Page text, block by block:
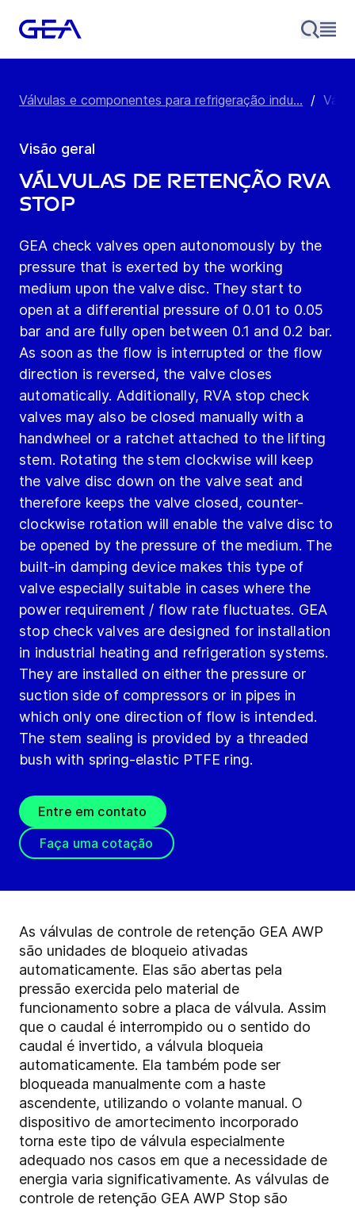
Válvulas e componentes para refrigeração indu... /
Visão geral
Válvulas de Retenção RVA
Stop
GEA check valves open autonomously by the
pressure that is exerted by the working
medium upon the valve disc. They start to
open at a differential pressure of 0.01 to 0.05
bar and are fully open between 0.1 and 0.2 bar.
As soon as the flow is interrupted or the flow
direction is reversed, the valve closes
automatically. Additionally, RVA stop check
valves may also be closed manually with a
handwheel or a ratchet attached to the lifting
stem. Rotating the stem clockwise will keep
the valve disc down on the valve seat and
therefore keeps the valve closed, counter-
clockwise rotation will enable the valve disc to
be opened by the pressure of the medium. The
built-in damping device makes this type of
valve especially suitable in cases where the
power requirement / flow rate fluctuates. GEA
stop check valves are designed for installation
in industrial heating and refrigeration systems.
They are installed on either the pressure or
suction side of compressors or in pipes in
which only one direction of flow is intended.
The stem sealing is provided by a threaded
bush with spring-elastic PTFE ring.
Entre em contato
Faça uma cotação
As válvulas de controle de retenção GEA AWP
são unidades de bloqueio ativadas
automaticamente. Elas são abertas pela
pressão exercida pelo material de
funcionamento sobre a placa de válvula. Assim
que o caudal é interrompido ou o sentido do
caudal é invertido, a válvula bloqueia
automaticamente. Ela também pode ser
bloqueada manualmente com a haste
ascendente, utilizando o volante manual. O
dispositivo de amortecimento incorporado
torna este tipo de válvula especialmente
adequado nos casos em que a necessidade de
energia varia significativamente. As válvulas de
controle de retenção GEA AWP Stop são